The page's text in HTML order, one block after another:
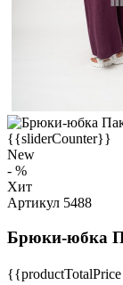
{{sliderCounter}}
New
- %
Хит
Артикул 5488
Брюки-юбка